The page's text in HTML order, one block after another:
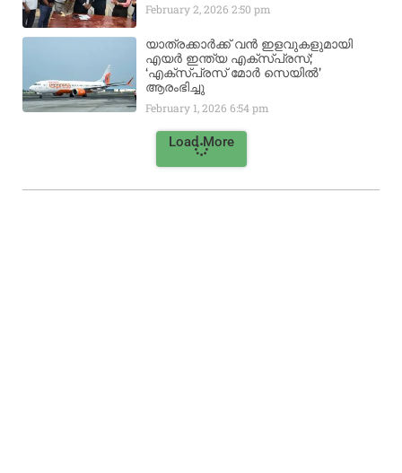
February 2, 20262:50 pm
യാത്രക്കാർക്ക് വൻ ഇളവുകളുമായി
എയർ ഇന്ത്യ എക്സ്പ്രസ്;
‘എക്സ്പ്രസ് മോർ സെയിൽ’
ആരംഭിച്ചു
February 1, 20266:54 pm
Load More